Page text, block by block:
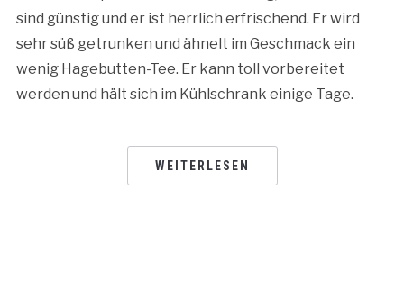
sind günstig und er ist herrlich erfrischend. Er wird
sehr süß getrunken und ähnelt im Geschmack ein
wenig Hagebutten-Tee. Er kann toll vorbereitet
werden und hält sich im Kühlschrank einige Tage.
WEITERLESEN